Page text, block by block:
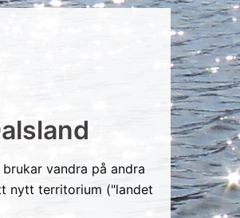
vandra på andra
nytt territorium ("landet